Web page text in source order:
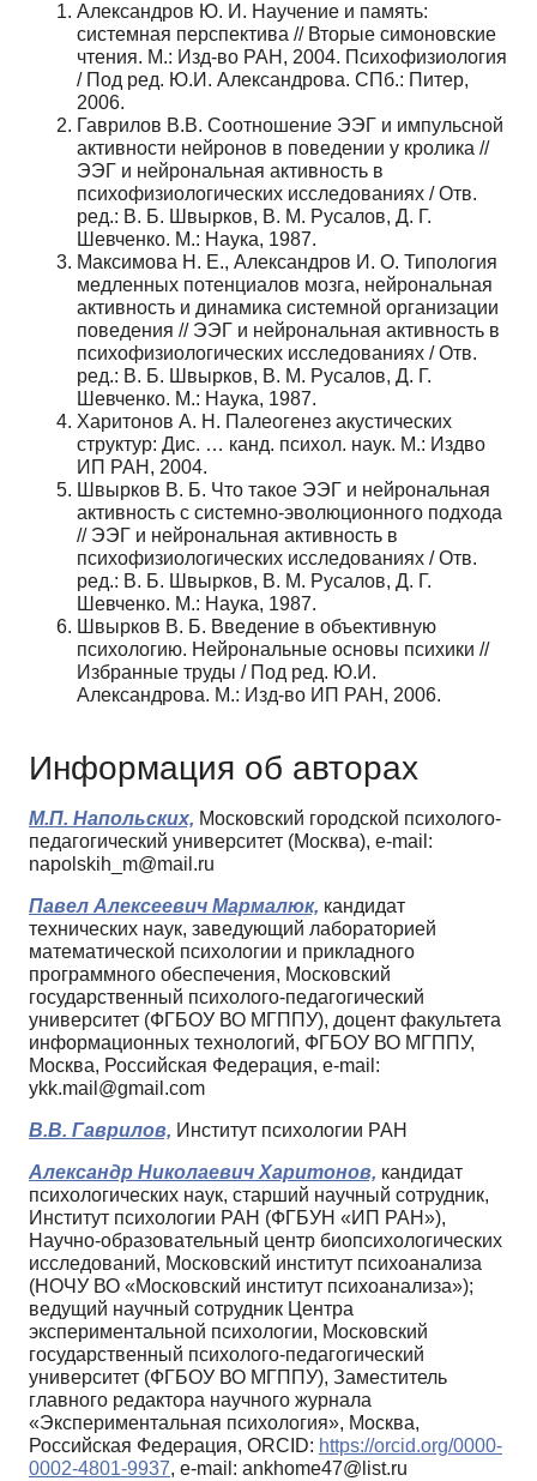
Александров Ю. И. Научение и память:
системная перспектива // Вторые симоновские
чтения. М.: Изд-во РАН, 2004. Психофизиология
/ Под ред. Ю.И. Александрова. СПб.: Питер,
2006.
Гаврилов В.В. Соотношение ЭЭГ и импульсной
активности нейронов в поведении у кролика //
ЭЭГ и нейрональная активность в
психофизиологических исследованиях / Отв.
ред.: В. Б. Швырков, В. М. Русалов, Д. Г.
Шевченко. М.: Наука, 1987.
Максимова Н. Е., Александров И. О. Типология
медленных потенциалов мозга, нейрональная
активность и динамика системной организации
поведения // ЭЭГ и нейрональная активность в
психофизиологических исследованиях / Отв.
ред.: В. Б. Швырков, В. М. Русалов, Д. Г.
Шевченко. М.: Наука, 1987.
Харитонов А. Н. Палеогенез акустических
структур: Дис. … канд. психол. наук. М.: Издво
ИП РАН, 2004.
Швырков В. Б. Что такое ЭЭГ и нейрональная
активность с системно-эволюционного подхода
// ЭЭГ и нейрональная активность в
психофизиологических исследованиях / Отв.
ред.: В. Б. Швырков, В. М. Русалов, Д. Г.
Шевченко. М.: Наука, 1987.
Швырков В. Б. Введение в объективную
психологию. Нейрональные основы психики //
Избранные труды / Под ред. Ю.И.
Александрова. М.: Изд-во ИП РАН, 2006.
Информация об авторах
М.П. Напольских, Московский городской психолого-
педагогический университет (Москва), e-mail:
napolskih_m@mail.ru
Павел Алексеевич Мармалюк, кандидат
технических наук, заведующий лабораторией
математической психологии и прикладного
программного обеспечения, Московский
государственный психолого-педагогический
университет (ФГБОУ ВО МГППУ), доцент факультета
информационных технологий, ФГБОУ ВО МГППУ,
Москва, Российская Федерация, e-mail:
ykk.mail@gmail.com
В.В. Гаврилов, Институт психологии РАН
Александр Николаевич Харитонов, кандидат
психологических наук, старший научный сотрудник,
Институт психологии РАН (ФГБУН «ИП РАН»),
Научно-образовательный центр биопсихологических
исследований, Московский институт психоанализа
(НОЧУ ВО «Московский институт психоанализа»);
ведущий научный сотрудник Центра
экспериментальной психологии, Московский
государственный психолого-педагогический
университет (ФГБОУ ВО МГППУ), Заместитель
главного редактора научного журнала
«Экспериментальная психология», Москва,
Российская Федерация, ORCID: https://orcid.org/0000-
0002-4801-9937, e-mail: ankhome47@list.ru